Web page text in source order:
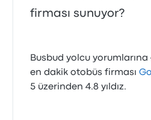
firması sunuyor?
Busbud yolcu
en dakik otobüs firması
5 üzerinden 4.8 yıldız.